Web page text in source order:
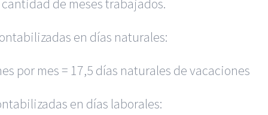
de meses trabajados.
en días naturales:
por mes = 17,5 días naturales de vacaciones
en días laborales: